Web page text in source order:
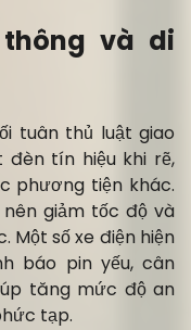
và di
tuân thủ luật giao
đèn tín hiệu khi rẽ,
phương tiện khác.
giảm tốc độ và
số xe điện hiện
báo pin yếu, cân
tăng mức độ an
tạp.